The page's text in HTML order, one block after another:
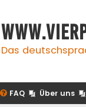
Das
FAQ Über uns